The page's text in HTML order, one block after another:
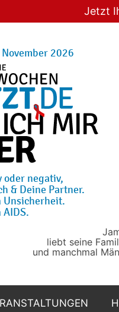
Jetzt
2026
oder negativ,
& Deine Partner.
Unsicherheit.
AIDS.
liebt seine
und manchmal